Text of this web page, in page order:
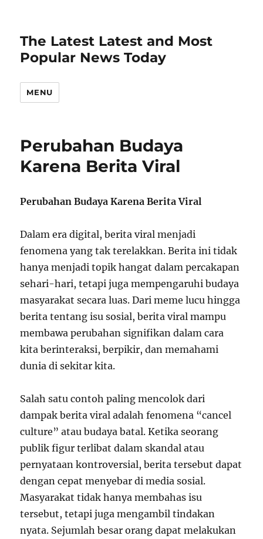
The Latest Latest and Most
Popular News Today
MENU
Perubahan Budaya
Karena Berita Viral
Perubahan Budaya Karena Berita Viral
Dalam era digital, berita viral menjadi
fenomena yang tak terelakkan. Berita ini tidak
hanya menjadi topik hangat dalam percakapan
sehari-hari, tetapi juga mempengaruhi budaya
masyarakat secara luas. Dari meme lucu hingga
berita tentang isu sosial, berita viral mampu
membawa perubahan signifikan dalam cara
kita berinteraksi, berpikir, dan memahami
dunia di sekitar kita.
Salah satu contoh paling mencolok dari
dampak berita viral adalah fenomena “cancel
culture” atau budaya batal. Ketika seorang
publik figur terlibat dalam skandal atau
pernyataan kontroversial, berita tersebut dapat
dengan cepat menyebar di media sosial.
Masyarakat tidak hanya membahas isu
tersebut, tetapi juga mengambil tindakan
nyata. Sejumlah besar orang dapat melakukan